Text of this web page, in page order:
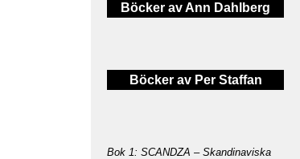
Böcker av Ann Dahlberg
Böcker av Per Staffan
Bok 1: SCANDZA – Skandinaviska